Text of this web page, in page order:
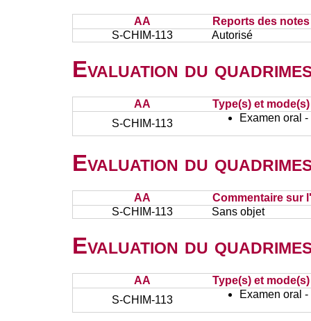
AA
Reports des
S-CHIM-113
Autorisé
Evaluation du
AA
Type(s) et
S-CHIM-113
Examen oral
Evaluation du
AA
Commentaire sur
S-CHIM-113
Sans objet
Evaluation du
AA
Type(s) et
S-CHIM-113
Examen oral